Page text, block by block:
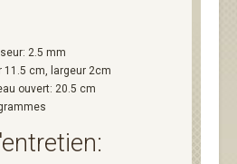
2.5 mm
11.5 cm, largeur 2cm
ouvert: 20.5 cm